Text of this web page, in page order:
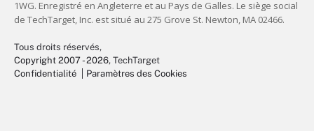
Tous droits réservés,
Copyright 2007 - 2026, TechTarget
Confidentialité
Paramètres des Cookies